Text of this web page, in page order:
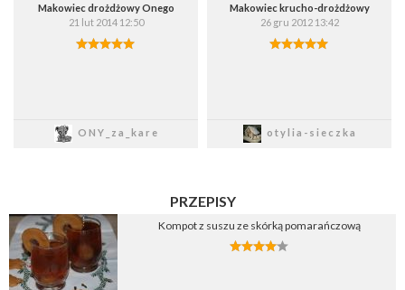
Makowiec drożdżowy Onego
21 lut 2014 12:50
ONY_za_kare
Makowiec krucho-drożdżowy
26 gru 2012 13:42
otylia-sieczka
PRZEPISY
Kompot z suszu ze skórką pomarańczową